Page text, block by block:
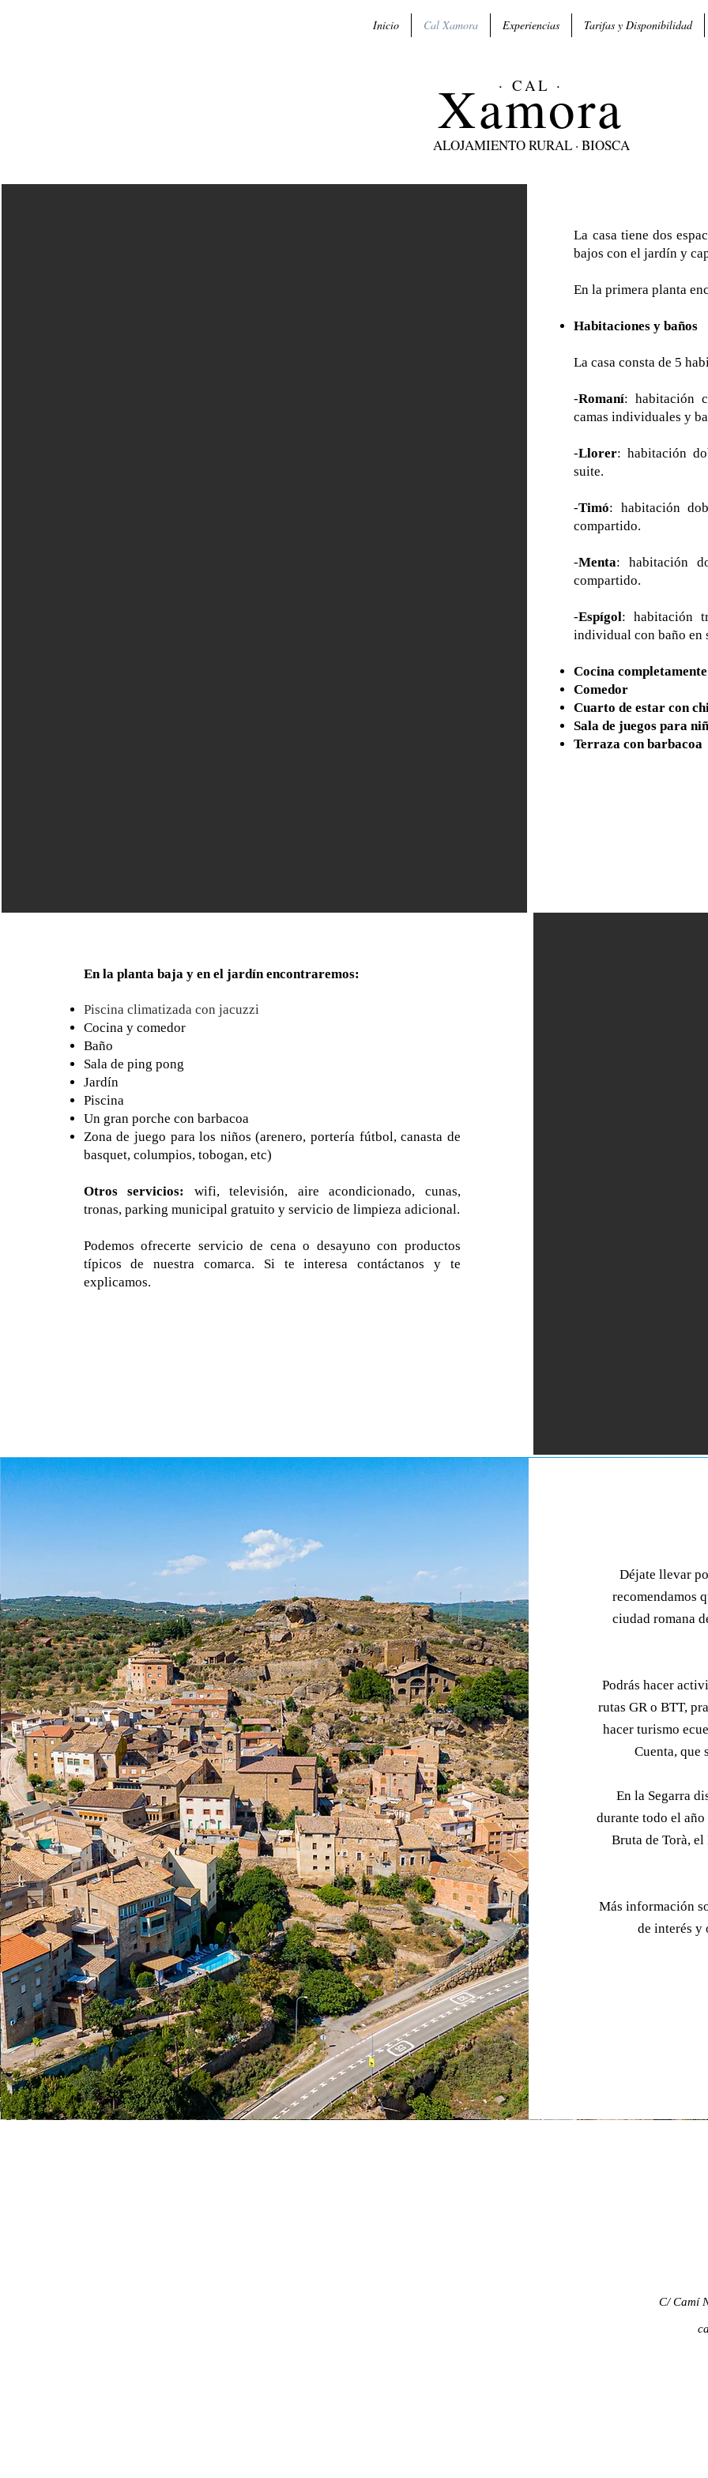
Inicio Cal Xamora Experiencias Tarifas y Disponibilidad
· CAL ·
Xamora
ALOJAMIENTO RURAL · BIOSCA
La casa tiene dos
bajos con el jardín y
En la primera planta
Habitaciones y baños
La casa consta de 5
-Romaní: habitación
camas individuales y
-Llorer: habitación
suite.
-Timó: habitación
compartido.
-Menta: habitación
compartido.
-Espígol: habitación
individual con baño en
Cocina
Comedor
Cuarto de estar con
Sala de juegos para
Terraza con barbacoa
En la planta baja y en el jardín encontraremos:
Piscina climatizada con jacuzzi
Cocina y comedor
Baño
Sala de ping pong
Jardín
Piscina
Un gran porche con barbacoa
Zona de juego para los niños (arenero, portería fútbol, canasta de
basquet, columpios, tobogan, etc)
Otros servicios: wifi, televisión, aire acondicionado, cunas,
tronas, parking municipal gratuito y servicio de limpieza adicional.
Podemos ofrecerte servicio de cena o desayuno con productos
típicos de nuestra comarca. Si te interesa contáctanos y te
explicamos.
Déjate llevar
recomendamos
ciudad romana
​Podrás hacer
rutas GR o BTT,
hacer turismo
Cuenta, que
​En la Segarra
durante todo el
Bruta de Torà,
​Más información
de interés y
C/ Camí